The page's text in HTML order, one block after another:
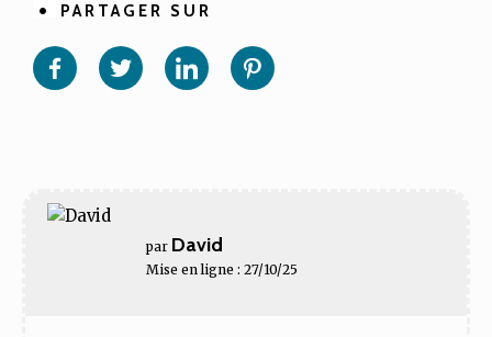
PARTAGER SUR
Partager
sur
Partager
sur sur
par David
Mise en ligne : 27/10/25